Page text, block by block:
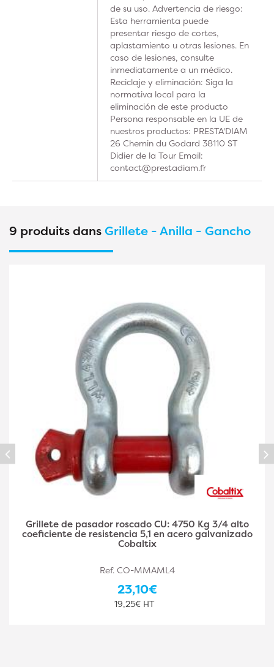
de su uso. Advertencia de riesgo:
Esta herramienta puede
presentar riesgo de cortes,
aplastamiento u otras lesiones. En
caso de lesiones, consulte
inmediatamente a un médico.
Reciclaje y eliminación: Siga la
normativa local para la
eliminación de este producto
Persona responsable en la UE de
nuestros productos: PRESTA'DIAM
26 Chemin du Godard 38110 ST
Didier de la Tour Email:
contact@prestadiam.fr
9 produits dansGrillete - Anilla - Gancho
Grillete de pasador roscado CU: 3250 Kg 5/8 alto
coeficiente de resistencia 5.1 en acero galvanizado
Cobaltix
Ref. CO-MMAML3
24,10€
20,08€ HT